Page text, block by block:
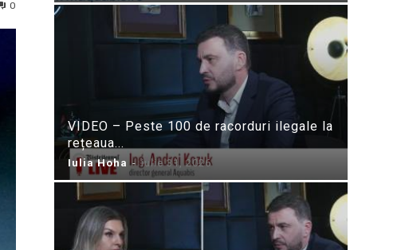
0
VIDEO – Peste 100 de racorduri ilegale la
rețeaua...
Iulia Hoha - iulie 31, 2026